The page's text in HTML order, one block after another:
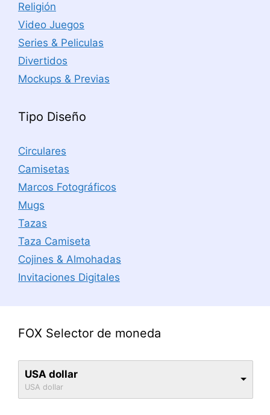
Religión
Video Juegos
Series & Peliculas
Divertidos
Mockups & Previas
Tipo Diseño
Circulares
Camisetas
Marcos Fotográficos
Mugs
Tazas
Taza Camiseta
Cojines & Almohadas
Invitaciones Digitales
FOX Selector de moneda
USA dollar
USA dollar